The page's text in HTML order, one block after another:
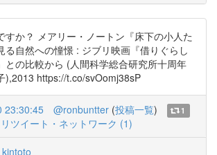
すか？ メアリー・ノートン『床下の小人た
る自然への憧憬 : ジブリ映画『借りぐらし
との比較から (人間科学総合研究所十周年
),2013 https://t.co/svOomj38sP
23:30:45 @ronbuntter (投稿一覧)
1
リツイート・ネットワーク (1)